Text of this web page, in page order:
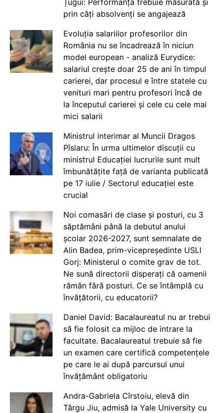
Țugui: Performanța trebuie măsurată și
prin câți absolvenți se angajează
Evoluția salariilor profesorilor din
România nu se încadrează în niciun
model european - analiză Eurydice:
salariul crește doar 25 de ani în timpul
carierei, dar procesul e între statele cu
venituri mari pentru profesori încă de
la începutul carierei și cele cu cele mai
mici salarii
Ministrul interimar al Muncii Dragos
Pîslaru: În urma ultimelor discuții cu
ministrul Educației lucrurile sunt mult
îmbunătățite față de varianta publicată
pe 17 iulie / Sectorul educației este
crucial
Noi comasări de clase și posturi, cu 3
săptămâni până la debutul anului
școlar 2026-2027, sunt semnalate de
Alin Badea, prim-vicepreședinte USLI
Gorj: Ministerul o comite grav de tot.
Ne sună directorii disperați că oamenii
rămân fără posturi. Ce se întâmplă cu
învățătorii, cu educatorii?
Daniel David: Bacalaureatul nu ar trebui
să fie folosit ca mijloc de intrare la
facultate. Bacalaureatul trebuie să fie
un examen care certifică competențele
pe care le ai după parcursul unui
învățământ obligatoriu
Andra-Gabriela Cîrstoiu, elevă din
Târgu Jiu, admisă la Yale University cu